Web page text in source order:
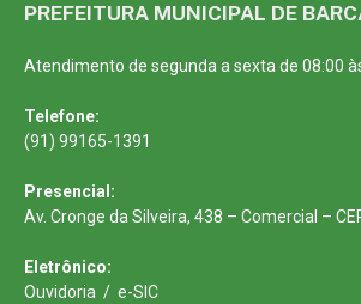
PREFEITURA MUNICIPAL DE
Atendimento de segunda a sexta de 08:00
Telefone:
(91) 99165-1391
Presencial:
Av. Cronge da Silveira, 438 – Comercial –
Eletrônico:
Ouvidoria / e-SIC